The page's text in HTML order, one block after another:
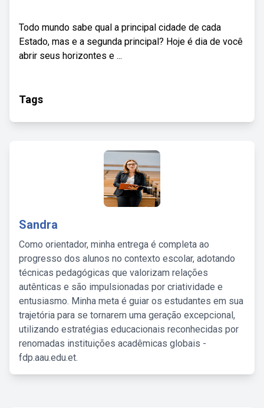
Todo mundo sabe qual a principal cidade de cada
Estado, mas e a segunda principal? Hoje é dia de você
abrir seus horizontes e ...
Tags
Sandra
Como orientador, minha entrega é completa ao
progresso dos alunos no contexto escolar, adotando
técnicas pedagógicas que valorizam relações
autênticas e são impulsionadas por criatividade e
entusiasmo. Minha meta é guiar os estudantes em sua
trajetória para se tornarem uma geração excepcional,
utilizando estratégias educacionais reconhecidas por
renomadas instituições acadêmicas globais -
fdp.aau.edu.et.